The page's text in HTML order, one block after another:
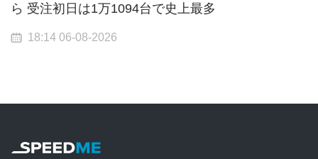
ら 受注初日は1万1094台で史上最多
18:14 06-08-2026